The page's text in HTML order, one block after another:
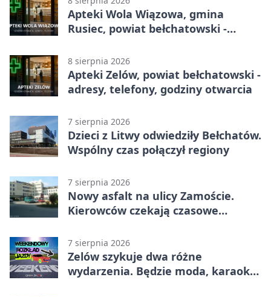
Apteki Wola Wiązowa, gmina
Rusiec, powiat bełchatowski -
8 sierpnia 2026
Apteki Zelów, powiat bełchatowski -
adresy, telefony, godziny otwarcia
7 sierpnia 2026
Dzieci z Litwy odwiedziły Bełchatów.
Wspólny czas połączył regiony
7 sierpnia 2026
Nowy asfalt na ulicy Zamoście.
Kierowców czekają czasowe
7 sierpnia 2026
Zelów szykuje dwa różne
wydarzenia. Będzie moda, karaoke